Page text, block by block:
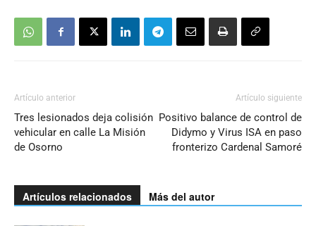
Artículo anterior
Tres lesionados deja colisión
vehicular en calle La Misión
de Osorno
Artículo siguiente
Positivo balance de control de
Didymo y Virus ISA en paso
fronterizo Cardenal Samoré
Artículos relacionados Más del autor